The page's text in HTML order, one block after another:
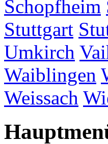
Schopfheim
Stuttgart
Umkirch
Waiblingen
Weissach